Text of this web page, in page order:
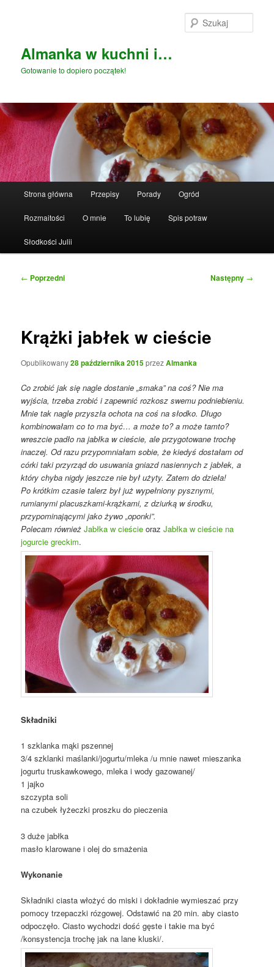
Almanka w kuchni i…
Gotowanie to dopiero początek!
Strona główna Przepisy Porady Ogród
Rozmaitości O mnie To lubię Spis potraw
Słodkości Julii
Nawigacja
← Poprzedni Następny →
Krążki jabłek w cieście
Opublikowany28 października 2015przezAlmanka
Co zrobić jak się nagle dostanie „smaka” na coś? Nie ma
wyjścia, trzeba zrobić i zapewnić rozkosz swemu podniebieniu.
Mnie tak nagle przyszła ochota na coś na słodko. Długo
kombinowałam co to ma być… a może to? a może tamto?
wreszcie padło na jabłka w cieście, ale przygotowane trochę
inaczej. Od razu przypomniałam sobie, że kiedyś dostałam od
córki taki przyrząd do usuwania gniazd nasiennych z jabłek, a
który chyba nigdy jeszcze nie był użyty. Zatem do dzieła!
Po krótkim czasie talerz był już wypełniony pysznymi,
rumianymi placuszkami-krążkami, z dziurką w środku,
przypominającymi jako żywo „oponki”.
Polecam równieżJabłka w cieścieorazJabłka w cieście na
jogurcie greckim.
Składniki
1 szklanka mąki pszennej
3/4 szklanki maślanki/jogurtu/mleka /u mnie nawet mieszanka
jogurtu truskawkowego, mleka i wody gazowanej/
1 jajko
szczypta soli
na czubek łyżeczki proszku do pieczenia
3 duże jabłka
masło klarowane i olej do smażenia
Wykonanie
Składniki ciasta włożyć do miski i dokładnie wymieszać przy
pomocy trzepaczki rózgowej. Odstawić na 20 min. aby ciasto
odpoczęło. Ciasto wychodzi dość gęste i takie ma być
/konsystencja trochę jak na lane kluski/.